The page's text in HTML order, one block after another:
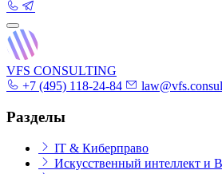
VFS CONSULTING
+7 (495) 118-24-84
Разделы
IT & Киберправо
Искусственный интеллект и